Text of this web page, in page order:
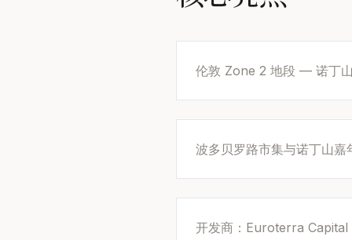
伦敦 Zone 2 地段 — 诺丁
波多贝罗路市集与诺丁山嘉
开发商：Euroterra